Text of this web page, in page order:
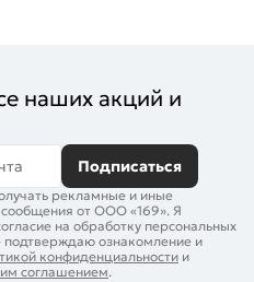
наших акций и
Подписаться
рекламные и иные
от ООО «169». Я
на обработку персональных
подтверждаю ознакомление и
конфиденциальности и
соглашением.